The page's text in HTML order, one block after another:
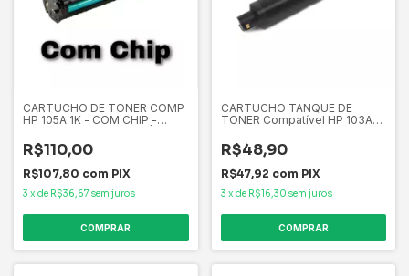
CARTUCHO DE TONER COMP
HP 105A 1K - COM CHIP -
107W 135A 135W
R$110,00
R$107,80 com PIX
3 x de R$36,67 sem juros
CARTUCHO TANQUE DE
TONER Compatível HP 103A
1200W 1000A 1000W 1000N
1200NW | 2.5k
R$48,90
R$47,92 com PIX
3 x de R$16,30 sem juros